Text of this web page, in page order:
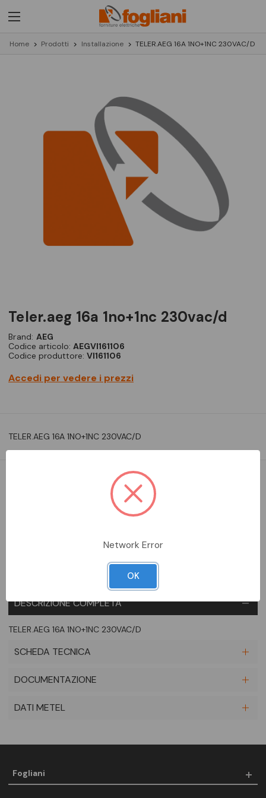
Home Prodotti Installazione TELER.AEG 16A 1NO+1NC 230VAC/D
teler.aeg 16a 1no+1nc 230vac/d
Brand: AEG
Codice articolo: AEGVI161106
Codice produttore: VI161106
Accedi per vedere i prezzi
TELER.AEG 16A 1NO+1NC 230VAC/D
DESCRIZIONE COMPLETA
TELER.AEG 16A 1NO+1NC 230VAC/D
SCHEDA TECNICA
DOCUMENTAZIONE
DATI METEL
Fogliani
Network Error
OK